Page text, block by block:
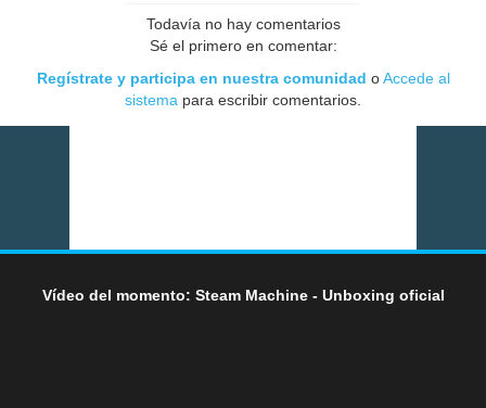
Todavía no hay comentarios
Sé el primero en comentar:
Regístrate y participa en nuestra comunidad oAccede al
sistema para escribir comentarios.
Vídeo del momento: Steam Machine - Unboxing oficial